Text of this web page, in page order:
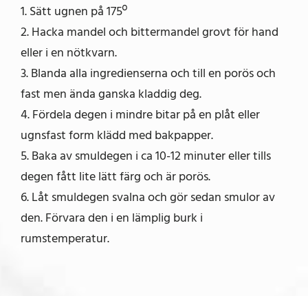
1. Sätt ugnen på 175º
2. Hacka mandel och bittermandel grovt för hand
eller i en nötkvarn.
3. Blanda alla ingredienserna och till en porös och
fast men ända ganska kladdig deg.
4. Fördela degen i mindre bitar på en plåt eller
ugnsfast form klädd med bakpapper.
5. Baka av smuldegen i ca 10-12 minuter eller tills
degen fått lite lätt färg och är porös.
6. Låt smuldegen svalna och gör sedan smulor av
den. Förvara den i en lämplig burk i
rumstemperatur.